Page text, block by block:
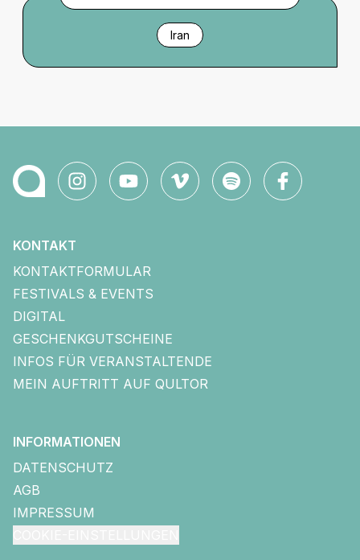
Iran
KONTAKT
KONTAKTFORMULAR
FESTIVALS & EVENTS
DIGITAL
GESCHENKGUTSCHEINE
INFOS FÜR VERANSTALTENDE
MEIN AUFTRITT AUF QULTOR
INFORMATIONEN
DATENSCHUTZ
AGB
IMPRESSUM